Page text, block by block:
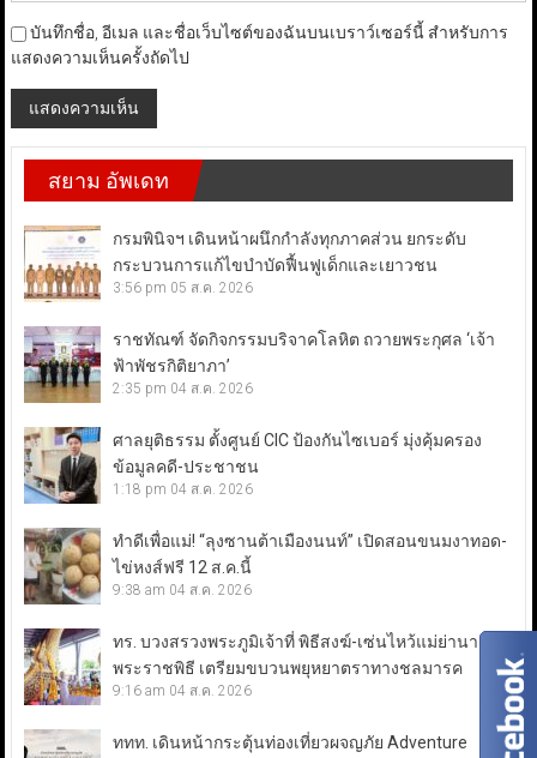
บันทึกชื่อ, อีเมล และชื่อเว็บไซต์ของฉันบนเบราว์เซอร์นี้ สำหรับการ
แสดงความเห็นครั้งถัดไป
สยาม อัพเดท
กรมพินิจฯ เดินหน้าผนึกกำลังทุกภาคส่วน ยกระดับ
กระบวนการแก้ไขบำบัดฟื้นฟูเด็กและเยาวชน
3:56 pm 05 ส.ค. 2026
ราชทัณฑ์ จัดกิจกรรมบริจาคโลหิต ถวายพระกุศล ‘เจ้า
ฟ้าพัชรกิติยาภา’
2:35 pm 04 ส.ค. 2026
ศาลยุติธรรม ตั้งศูนย์ CIC ป้องกันไซเบอร์ มุ่งคุ้มครอง
ข้อมูลคดี-ประชาชน
1:18 pm 04 ส.ค. 2026
ทำดีเพื่อแม่! “ลุงซานต้าเมืองนนท์” เปิดสอนขนมงาทอด-
ไข่หงส์ฟรี 12 ส.ค.นี้
9:38 am 04 ส.ค. 2026
ทร. บวงสรวงพระภูมิเจ้าที่ พิธีสงฆ์-เซ่นไหว้แม่ย่านางเรือ
พระราชพิธี เตรียมขบวนพยุหยาตราทางชลมารค
9:16 am 04 ส.ค. 2026
ททท. เดินหน้ากระตุ้นท่องเที่ยวผจญภัย Adventure